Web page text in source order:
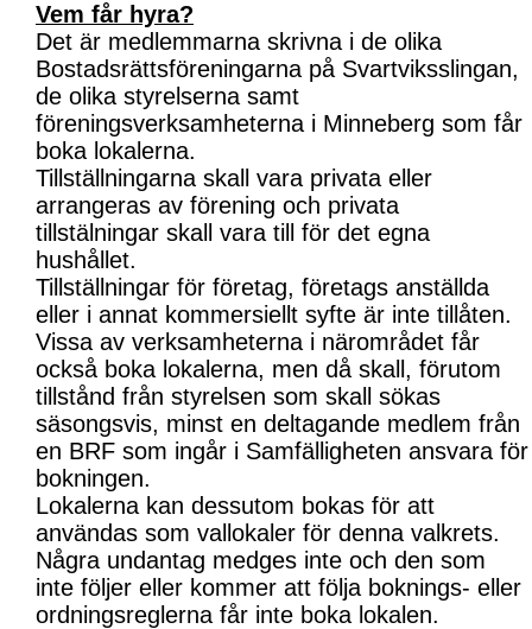
Vem får hyra?
Det är medlemmarna skrivna i de olika
Bostadsrättsföreningarna på Svartviksslingan,
de olika styrelserna samt
föreningsverksamheterna i Minneberg som får
boka lokalerna.
Tillställningarna skall vara privata eller
arrangeras av förening och privata
tillstälningar skall vara till för det egna
hushållet.
Tillställningar för företag, företags anställda
eller i annat kommersiellt syfte är inte tillåten.
Vissa av verksamheterna i närområdet får
också boka lokalerna, men då skall, förutom
tillstånd från styrelsen som skall sökas
säsongsvis, minst en deltagande medlem från
en BRF som ingår i Samfälligheten ansvara för
bokningen.
Lokalerna kan dessutom bokas för att
användas som vallokaler för denna valkrets.
Några undantag medges inte och den som
inte följer eller kommer att följa boknings- eller
ordningsreglerna får inte boka lokalen.